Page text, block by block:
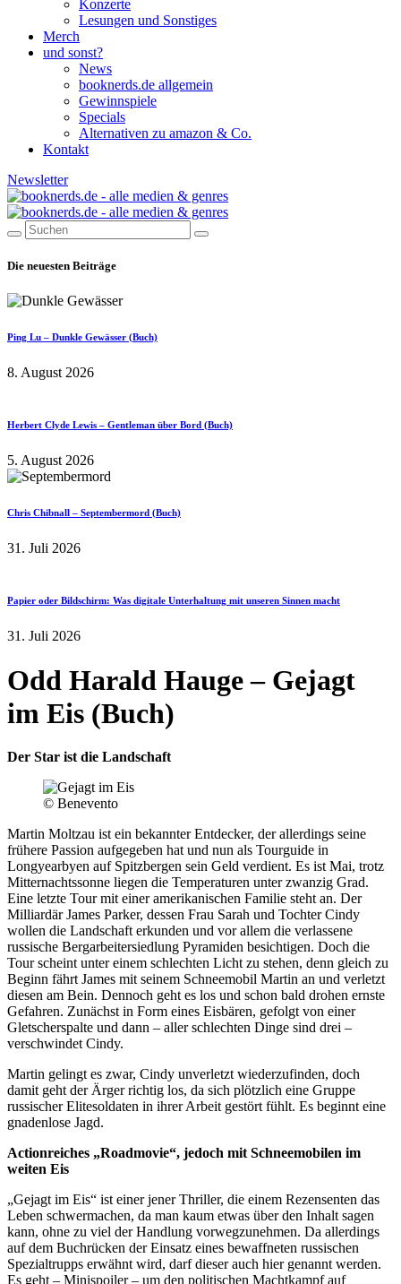
Konzerte
Lesungen und Sonstiges
Merch
und sonst?
News
booknerds.de allgemein
Gewinnspiele
Specials
Alternativen zu amazon & Co.
Kontakt
Newsletter
Die neuesten Beiträge
Ping Lu – Dunkle Gewässer (Buch)
8. August 2026
Herbert Clyde Lewis – Gentleman über Bord (Buch)
5. August 2026
Chris Chibnall – Septembermord (Buch)
31. Juli 2026
Papier oder Bildschirm: Was digitale Unterhaltung mit unseren Sinnen macht
31. Juli 2026
Odd Harald Hauge – Gejagt
im Eis (Buch)
Der Star ist die Landschaft
© Benevento
Martin Moltzau ist ein bekannter Entdecker, der allerdings seine
frühere Passion aufgegeben hat und nun als Tourguide in
Longyearbyen auf Spitzbergen sein Geld verdient. Es ist Mai, trotz
Mitternachtssonne liegen die Temperaturen unter zwanzig Grad.
Eine letzte Tour mit einer amerikanischen Familie steht an. Der
Milliardär James Parker, dessen Frau Sarah und Tochter Cindy
wollen die Landschaft erkunden und vor allem die verlassene
russische Bergarbeitersiedlung Pyramiden besichtigen. Doch die
Tour scheint unter einem schlechten Licht zu stehen, denn gleich zu
Beginn fährt James mit seinem Schneemobil Martin an und verletzt
diesen am Bein. Dennoch geht es los und schon bald drohen ernste
Gefahren. Zunächst in Form eines Eisbären, gefolgt von einer
Gletscherspalte und dann – aller schlechten Dinge sind drei –
verschwindet Cindy.
Martin gelingt es zwar, Cindy unverletzt wiederzufinden, doch
damit geht der Ärger richtig los, da sich plötzlich eine Gruppe
russischer Elitesoldaten in ihrer Arbeit gestört fühlt. Es beginnt eine
gnadenlose Jagd.
Actionreiches „Roadmovie“, jedoch mit Schneemobilen im
weiten Eis
„Gejagt im Eis“ ist einer jener Thriller, die einem Rezensenten das
Leben schwermachen, da man kaum etwas über den Inhalt sagen
kann, ohne zu viel der Handlung vorwegzunehmen. Da allerdings
auf dem Buchrücken der Einsatz eines bewaffneten russischen
Spezialtrupps erwähnt wird, darf dieser auch hier genannt werden.
Es geht – Minispoiler – um den politischen Machtkampf auf